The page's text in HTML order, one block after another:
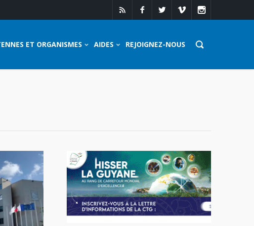
ET ORGANISMES AIDES REJOIGNEZ-NOUS